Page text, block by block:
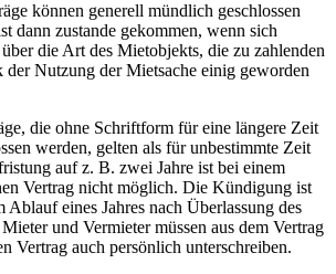
können generell mündlich geschlossen
dann zustande gekommen, wenn sich
die Art des Mietobjekts, die zu zahlenden
Nutzung der Mietsache einig geworden
die ohne Schriftform für eine längere Zeit
werden, gelten als für unbestimmte Zeit
auf z. B. zwei Jahre ist bei einem
Vertrag nicht möglich. Die Kündigung ist
Ablauf eines Jahres nach Überlassung des
und Vermieter müssen aus dem Vertrag
Vertrag auch persönlich unterschreiben.